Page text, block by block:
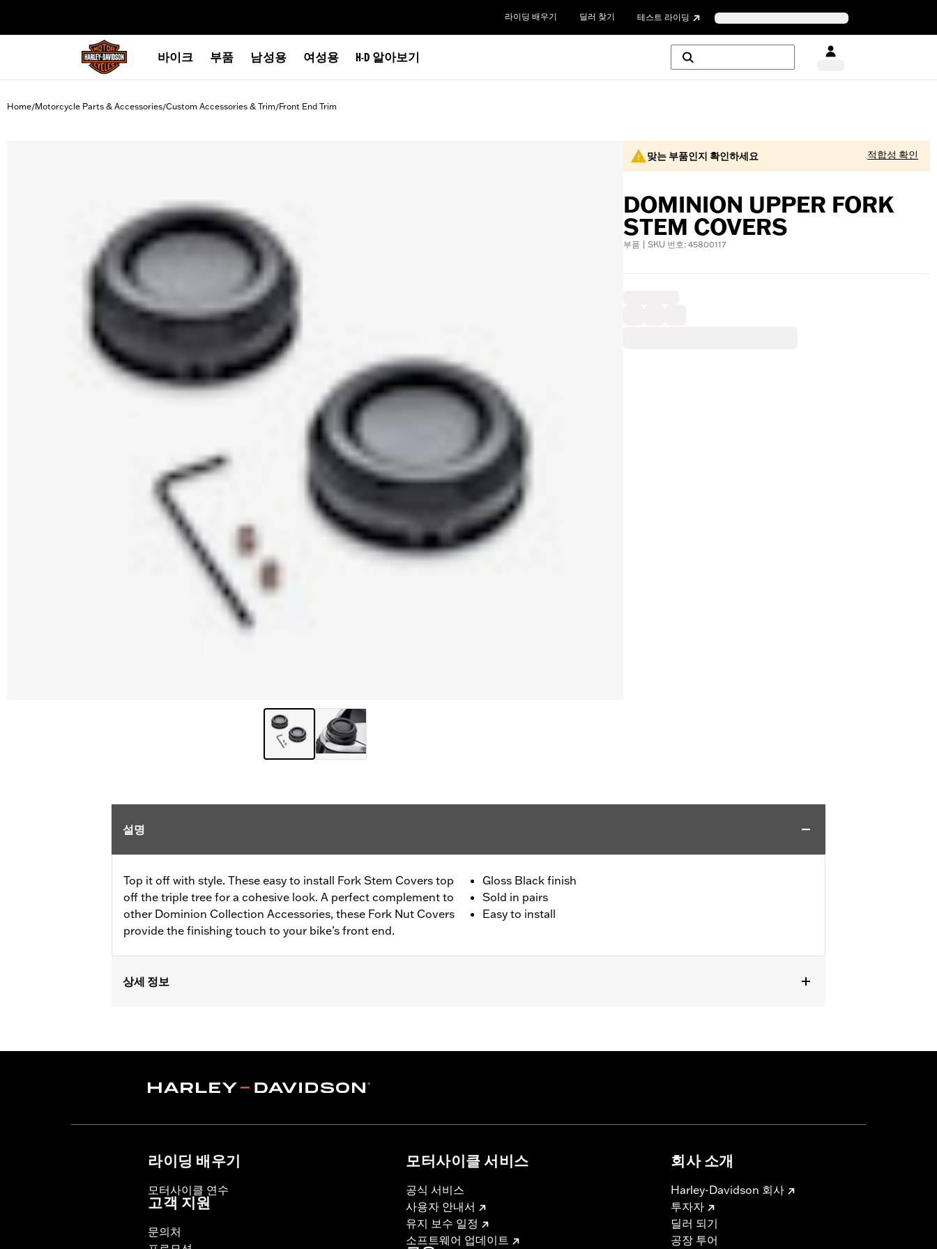
라이딩 배우기 딜러 찾기 테스트 라이딩
바이크 부품 남성용 여성용 H-D 알아보기
Home/Motorcycle Parts & Accessories/Custom Accessories & Trim/Front End Trim
맞는 부품인지 확인하세요 적합성 확인
DOMINION UPPER FORK
STEM COVERS
부품 | SKU 번호: 45800117
설명
Top it off with style. These easy to install Fork Stem Covers top
off the triple tree for a cohesive look. A perfect complement to
other Dominion Collection Accessories, these Fork Nut Covers
provide the finishing touch to your bike’s front end.
Gloss Black finish
Sold in pairs
Easy to install
상세 정보
FLSTFB, FLSTFBS and FLSTN and ’86-’17 FLSTC models.
Collection: Dominion
라이딩 배우기
모터사이클 연수
고객 지원
문의처
모터사이클 서비스
공식 서비스
사용자 안내서
유지 보수 일정
소프트웨어 업데이트
회사 소개
Harley-Davidson 회사
투자자
딜러 되기
공장 투어